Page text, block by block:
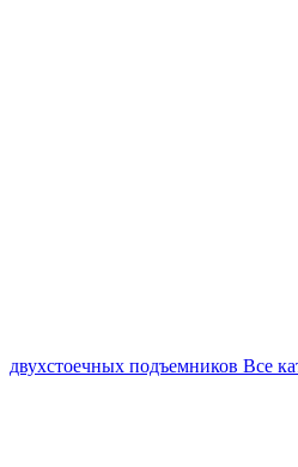
двухстоечных подъемников Все